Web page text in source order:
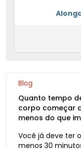
Blog
Quanto tempo
corpo começar
menos do que
Você já deve ter
menos 30